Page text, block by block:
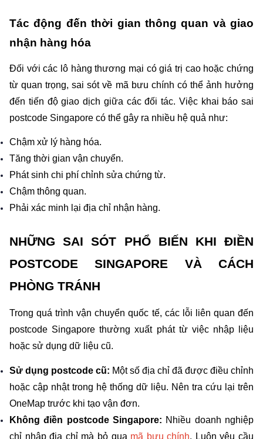
Tác động đến thời gian thông quan và giao
nhận hàng hóa
Đối với các lô hàng thương mại có giá trị cao hoặc chứng
từ quan trọng, sai sót về mã bưu chính có thể ảnh hưởng
đến tiến độ giao dịch giữa các đối tác. Việc khai báo sai
postcode Singapore có thể gây ra nhiều hệ quả như:
Chậm xử lý hàng hóa.
Tăng thời gian vận chuyển.
Phát sinh chi phí chỉnh sửa chứng từ.
Chậm thông quan.
Phải xác minh lại địa chỉ nhận hàng.
NHỮNG SAI SÓT PHỔ BIẾN KHI ĐIỀN
POSTCODE SINGAPORE VÀ CÁCH
PHÒNG TRÁNH
Trong quá trình vận chuyển quốc tế, các lỗi liên quan đến
postcode Singapore thường xuất phát từ việc nhập liệu
hoặc sử dụng dữ liệu cũ.
Sử dụng postcode cũ: Một số địa chỉ đã được điều chỉnh
hoặc cập nhật trong hệ thống dữ liệu. Nên tra cứu lại trên
OneMap trước khi tạo vận đơn.
Không điền postcode Singapore: Nhiều doanh nghiệp
chỉ nhập địa chỉ mà bỏ qua mã bưu chính. Luôn yêu cầu